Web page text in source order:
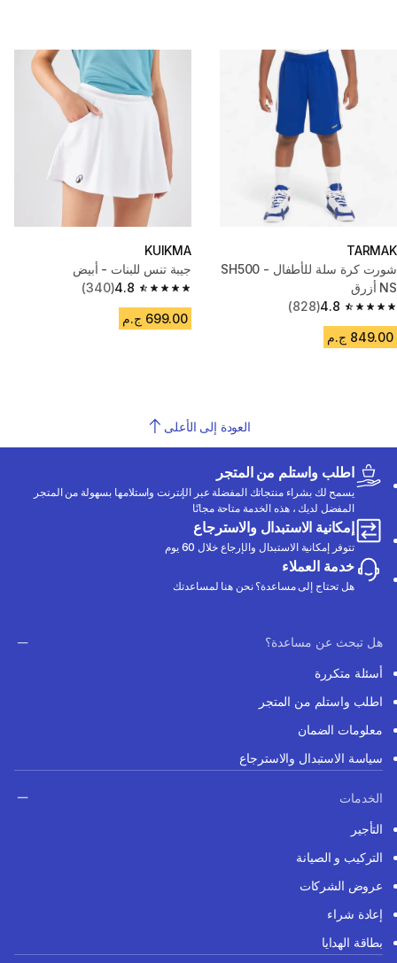
TARMAK
شورت كرة سلة للأطفال - SH500
NS أزرق
4.8
4.8 out of 5 stars from 828 reviews
(828)
849.00 ج.م
KUIKMA
جيبة تنس للبنات - أبيض
4.8
4.8 out of 5 stars from 340 reviews
(340)
699.00 ج.م
العودة إلى الأعلى
اطلب واستلم من المتجر
يسمح لك بشراء منتجاتك المفضلة عبر الإنترنت واستلامها بسهولة من المتجر
المفضل لديك ، هذه الخدمة متاحة مجانًا
إمكانية الاستبدال والاسترجاع
تتوفر إمكانية الاستبدال والإرجاع خلال 60 يوم
خدمة العملاء
هل تحتاج إلى مساعدة؟ نحن هنا لمساعدتك
هل تبحث عن مساعدة؟
أسئلة متكررة
اطلب واستلم من المتجر
معلومات الضمان
سياسة الاستبدال والاسترجاع
الخدمات
التأجير
التركيب و الصيانة
عروض الشركات
إعادة شراء
بطاقة الهدايا